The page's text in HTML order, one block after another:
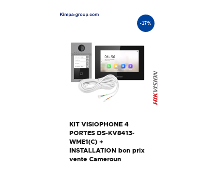
-17%
KIT VISIOPHONE 4
PORTES DS-KV8413-
WME1(C) +
INSTALLATION bon prix
vente Cameroun